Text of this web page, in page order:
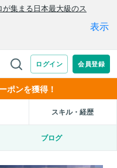
ポンを獲得！
スキル・経歴
ブログ